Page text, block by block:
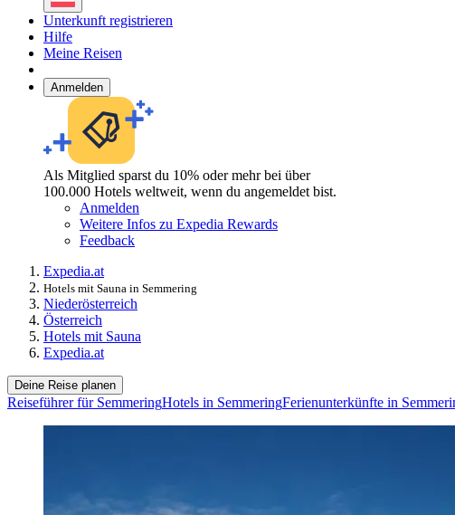
Unterkunft registrieren
Hilfe
Meine Reisen
Anmelden
Als Mitglied sparst du 10% oder mehr bei über
100.000 Hotels weltweit, wenn du angemeldet bist.
Anmelden
Weitere Infos zu Expedia Rewards
Feedback
Expedia.at
Hotels mit Sauna in Semmering
Niederösterreich
Österreich
Hotels mit Sauna
Expedia.at
Deine Reise planen
Reiseführer für SemmeringHotels in SemmeringFerienunterkünfte in